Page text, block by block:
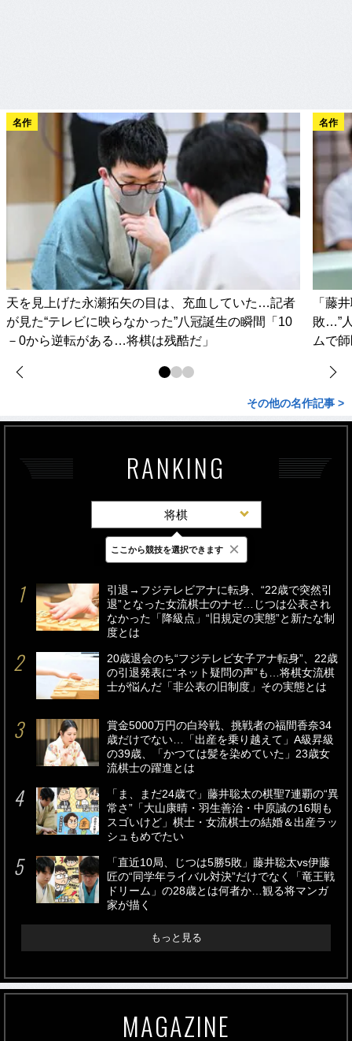
名作
天を見上げた永瀬拓矢の目は、充血していた…記者
が見た“テレビに映らなかった”八冠誕生の瞬間「10
－0から逆転がある…将棋は残酷だ」
名作
「藤
敗…”
ムで
その他の名作記事 >
RANKING
将棋
最新 24時間 週間
引退→フジテレビアナに転身、“22歳で突然引
退”となった女流棋士のナゼ…じつは公表され
なかった「降級点」“旧規定の実態”と新たな制
度とは
20歳退会のち“フジテレビ女子アナ転身”、22歳
の引退発表に“ネット疑問の声”も…将棋女流棋
士が悩んだ「非公表の旧制度」その実態とは
賞金5000万円の白玲戦、挑戦者の福間香奈34
歳だけでない…「出産を乗り越えて」A級昇級
の39歳、「かつては髪を染めていた」23歳女
流棋士の躍進とは
「ま、まだ24歳で」藤井聡太の棋聖7連覇の“異
常さ”「大山康晴・羽生善治・中原誠の16期も
スゴいけど」棋士・女流棋士の結婚＆出産ラッ
シュもめでたい
「直近10局、じつは5勝5敗」藤井聡太vs伊藤
匠の“同学年ライバル対決”だけでなく「竜王戦
ドリーム」の28歳とは何者か…観る将マンガ
家が描く
もっと見る
MAGAZINE
ここから競技を選択できます ×